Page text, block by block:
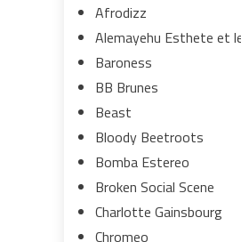
Afrodizz
Alemayehu Esthete et
Baroness
BB Brunes
Beast
Bloody Beetroots
Bomba Estereo
Broken Social Scene
Charlotte Gainsbourg
Chromeo